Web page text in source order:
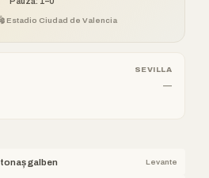
Estadio Ciudad de Valencia
SEVILLA
—
galben Levante